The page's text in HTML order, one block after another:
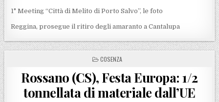
1° Meeting “Città di Melito di Porto Salvo”, le foto
Reggina, prosegue il ritiro degli amaranto a Cantalupa
POSTED IN
COSENZA
Rossano (CS), Festa Europa: 1/2
tonnellata di materiale dall’UE